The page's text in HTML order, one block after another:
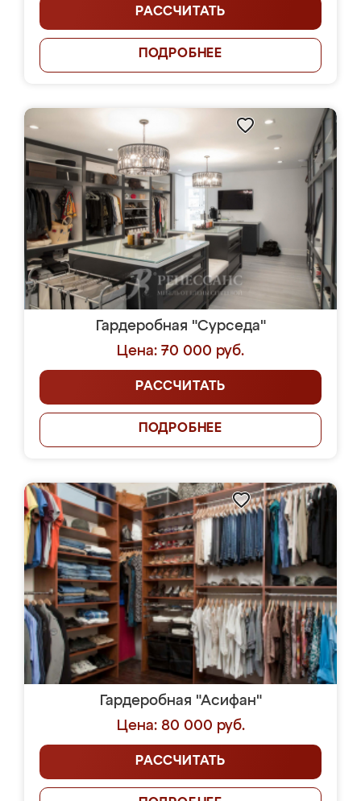
РАССЧИТАТЬ
ПОДРОБНЕЕ
Гардеробная "Сурседа"
Цена: 70 000 руб.
РАССЧИТАТЬ
ПОДРОБНЕЕ
Гардеробная "Асифан"
Цена: 80 000 руб.
РАССЧИТАТЬ